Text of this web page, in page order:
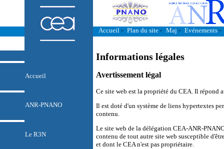
Accueil - Plan du site - Maj - Evénements -
Accueil
ANR-PNANO
Le R3N
Informations légales
Avertissement légal
Ce site web est la propriété du CEA. Il répond
Il est doté d'un système de liens hypertextes
contenu.
Le site web de la délégation CEA-ANR-
contenu de tout autre site web susceptible
et dont le CEA n'est pas propriétaire.